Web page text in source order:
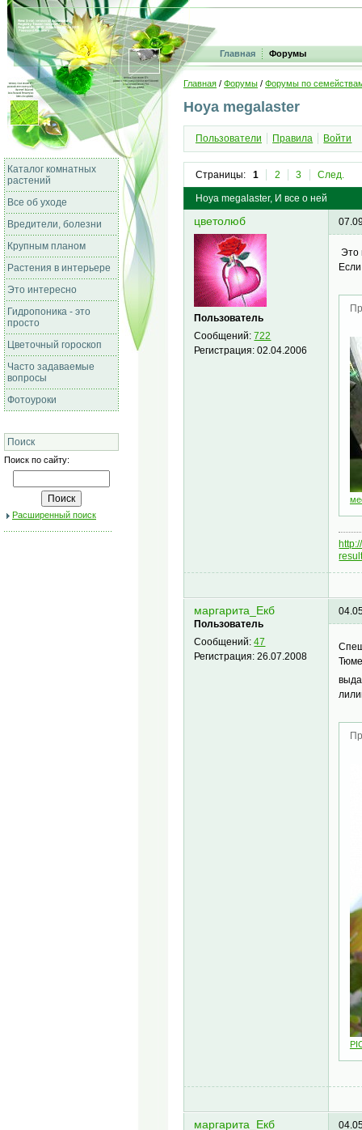
Главная Форумы
Каталог комнатных
растений
Все об уходе
Вредители, болезни
Крупным планом
Растения в интерьере
Это интересно
Гидропоника - это
просто
Цветочный гороскоп
Часто задаваемые
вопросы
Фотоуроки
Поиск
Поиск по сайту:
Расширенный поиск
Главная / Форумы / Форумы по
Hoya megalaster
Пользователи Правила Войти
Страницы: 1 2 3 След.
Hoya megalaster, И все о ней
цветолюб
Пользователь
Сообщений:722
Регистрация:02.04.2006
Это
маргарита_Екб
Пользователь
Сообщений:47
Регистрация:26.07.2008
маргарита_Екб